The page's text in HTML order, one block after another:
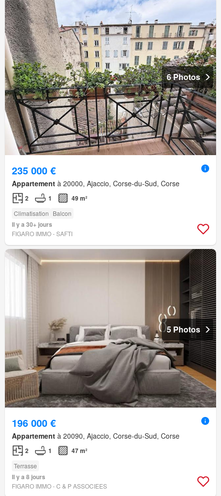
6 Photos
235 000 €
Appartement à 20000, Ajaccio, Corse-du-Sud, Corse
2 1 49 m²
Climatisation Balcon
Il y a 30+ jours
FIGARO IMMO - SAFTI
5 Photos
196 000 €
Appartement à 20090, Ajaccio, Corse-du-Sud, Corse
2 1 47 m²
Terrasse
Il y a 8 jours
FIGARO IMMO - C & P ASSOCIEES